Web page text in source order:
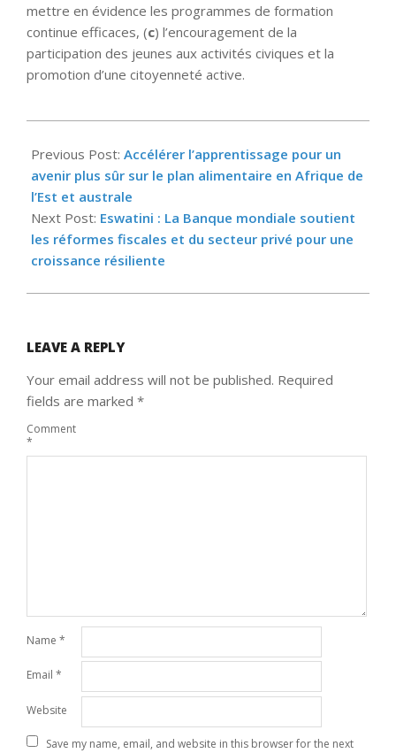
mettre en évidence les programmes de formation
continue efficaces, (c) l’encouragement de la
participation des jeunes aux activités civiques et la
promotion d’une citoyenneté active.
05-
02
Previous Post: Accélérer l’apprentissage pour un
avenir plus sûr sur le plan alimentaire en Afrique de
l’Est et australe
Next Post: Eswatini : La Banque mondiale soutient
les réformes fiscales et du secteur privé pour une
croissance résiliente
LEAVE A REPLY
Your email address will not be published. Required
fields are marked *
Comment
*
Name *
Email *
Website
Save my name, email, and website in this browser for the next